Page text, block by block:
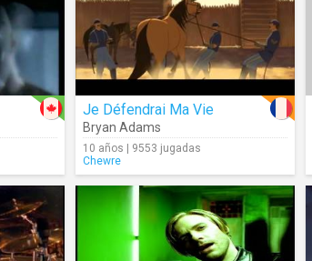
Je Défendrai Ma Vie
Bryan Adams
10 años | 9553 jugadas
Chewre